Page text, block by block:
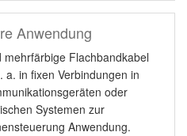
Anwendung
mehrfärbige Flachbandkabel
a. in fixen Verbindungen in
oder
Systemen zur
Anwendung.